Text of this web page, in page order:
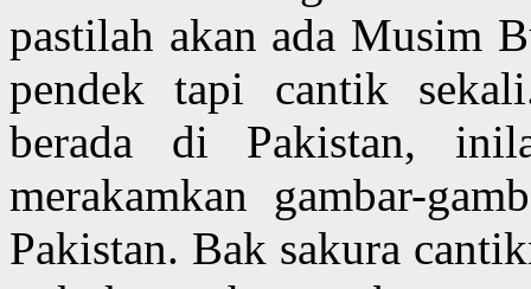
pastilah akan ada Musim
pendek tapi cantik
berada di Pakistan,
merakamkan gambar-
Pakistan. Bak sakura